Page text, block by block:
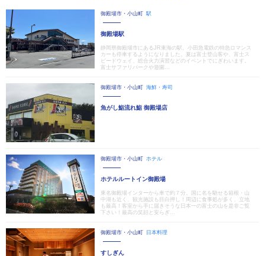
御殿場市・小山町 駅
御殿場駅
静岡県御殿場市にあるJR東海の駅。小田急電鉄の特急ロマンス
カーも停車するようになりました。夏は富士登山客や、富士ス
ピードウェイ、総合火力演習などのイベントでにぎわいます。
富士サファリパークや遊園...
御殿場市・小山町 海鮮・寿司
魚がし鮨流れ鮨 御殿場店
御殿場市・小山町 ホテル
ホテルルートイン御殿場
東名御殿場インターから車で約７分。国に名を馳せる箱根・山
中湖も近く、観光施設も目白押し！周辺に食事処が多く、立地
も最高！客室から手に届きそうな日本一の富士の山を是非ご覧
下さい！最高の笑顔と安らぎ...
御殿場市・小山町 日本料理
すしぎん